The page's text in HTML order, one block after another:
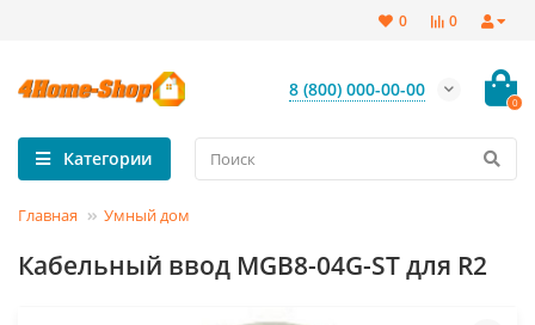
0
0
8 (800) 000-00-00
0
Категории
Главная Умный дом
Кабельный ввод MGB8-04G-ST для R2